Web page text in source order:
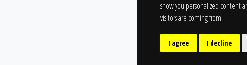
show you personalized content
visitors are coming from.
I agree I decline